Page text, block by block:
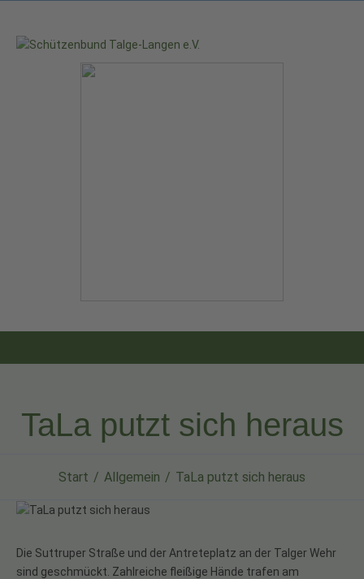
TaLa putzt sich heraus
Start Allgemein TaLa putzt sich heraus
Die Suttruper Straße und der Antreteplatz an der Talger Wehr
sind geschmückt. Zahlreiche fleißige Hände trafen am